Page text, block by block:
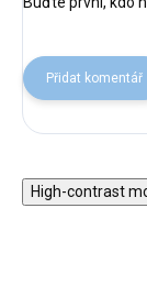
Přidat komentář
High-contrast